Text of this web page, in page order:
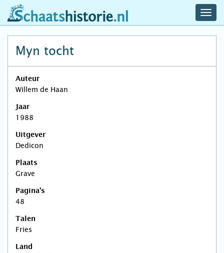
schaatshistorie.nl
Myn tocht
Auteur
Willem de Haan
Jaar
1988
Uitgever
Dedicon
Plaats
Grave
Pagina's
48
Talen
Fries
Land